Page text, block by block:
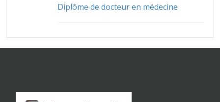
Diplôme de docteur en médecine